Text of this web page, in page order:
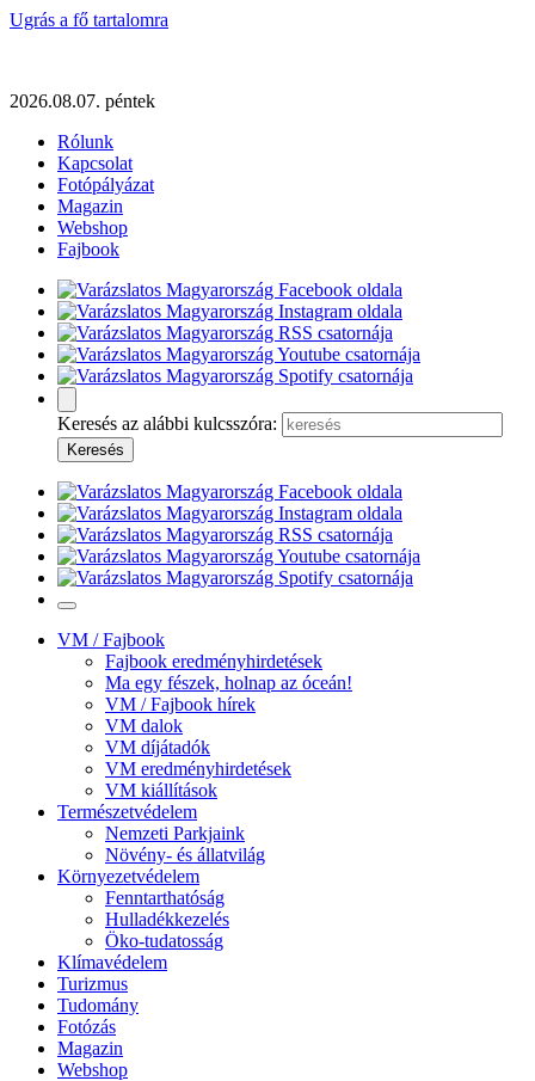
Ugrás a fő tartalomra
2026.08.07. péntek
Rólunk
Kapcsolat
Fotópályázat
Magazin
Webshop
Fajbook
Keresés az alábbi kulcsszóra:
VM / Fajbook
Fajbook eredményhirdetések
Ma egy fészek, holnap az óceán!
VM / Fajbook hírek
VM dalok
VM díjátadók
VM eredményhirdetések
VM kiállítások
Természetvédelem
Nemzeti Parkjaink
Növény- és állatvilág
Környezetvédelem
Fenntarthatóság
Hulladékkezelés
Öko-tudatosság
Klímavédelem
Turizmus
Tudomány
Fotózás
Magazin
Webshop